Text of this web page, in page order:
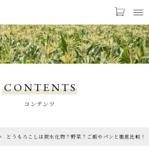
LOGIN
CONTENTS
コンテンツ
とうもろこしは炭水化物？野菜？ご飯やパンと徹底比較！